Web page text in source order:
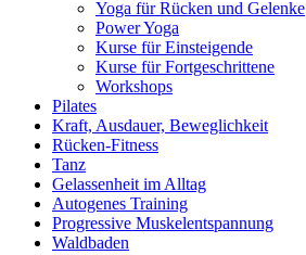
Yoga für Rücken und Gelenke
Power Yoga
Kurse für Einsteigende
Kurse für Fortgeschrittene
Workshops
Pilates
Kraft, Ausdauer, Beweglichkeit
Rücken-Fitness
Tanz
Gelassenheit im Alltag
Autogenes Training
Progressive Muskelentspannung
Waldbaden